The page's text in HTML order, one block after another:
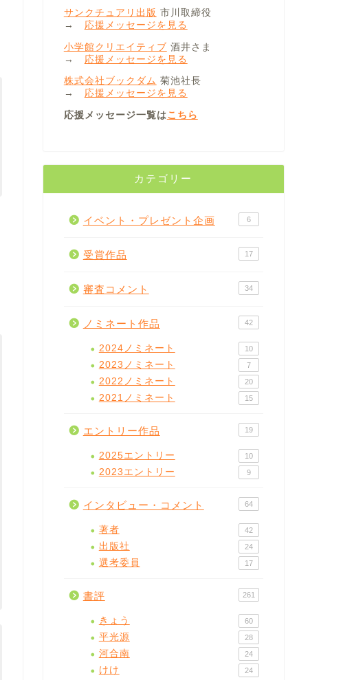
サンクチュアリ出版 市川取締役
→ 応援メッセージを見る
小学館クリエイティブ 酒井さま
→ 応援メッセージを見る
株式会社ブックダム 菊池社長
→ 応援メッセージを見る
応援メッセージ一覧はこちら
カテゴリー
イベント・プレゼント企画 6
受賞作品 17
審査コメント 34
ノミネート作品 42
2024ノミネート 10
2023ノミネート 7
2022ノミネート 20
2021ノミネート 15
エントリー作品 19
2025エントリー 10
2023エントリー 9
インタビュー・コメント 64
著者 42
出版社 24
選考委員 17
書評 261
きょう 60
平光源 28
河合南 24
けけ 24